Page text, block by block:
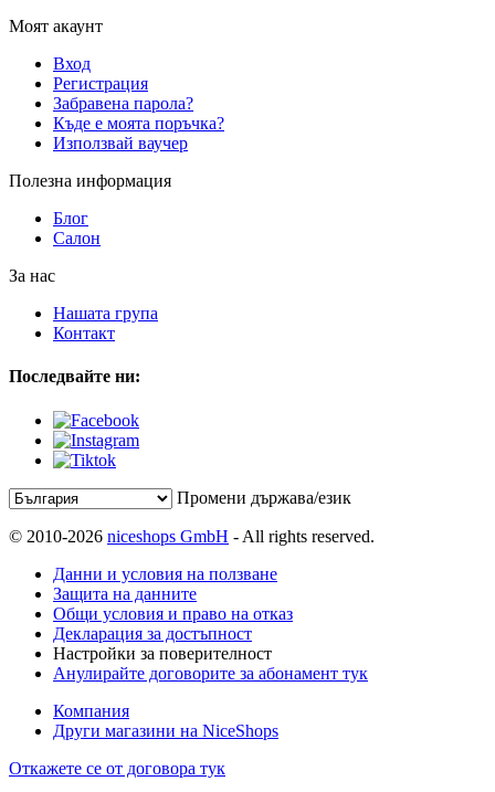
Моят акаунт
Вход
Регистрация
Забравена парола?
Къде е моята поръчка?
Използвай ваучер
Полезна информация
Блог
Салон
За нас
Нашата група
Контакт
Последвайте ни:
Промени държава/език
© 2010-2026 niceshops GmbH - All rights reserved.
Данни и условия на ползване
Защита на данните
Общи условия и право на отказ
Декларация за достъпност
Настройки за поверителност
Анулирайте договорите за абонамент тук
Компания
Други магазини на NiceShops
Откажете се от договора тук